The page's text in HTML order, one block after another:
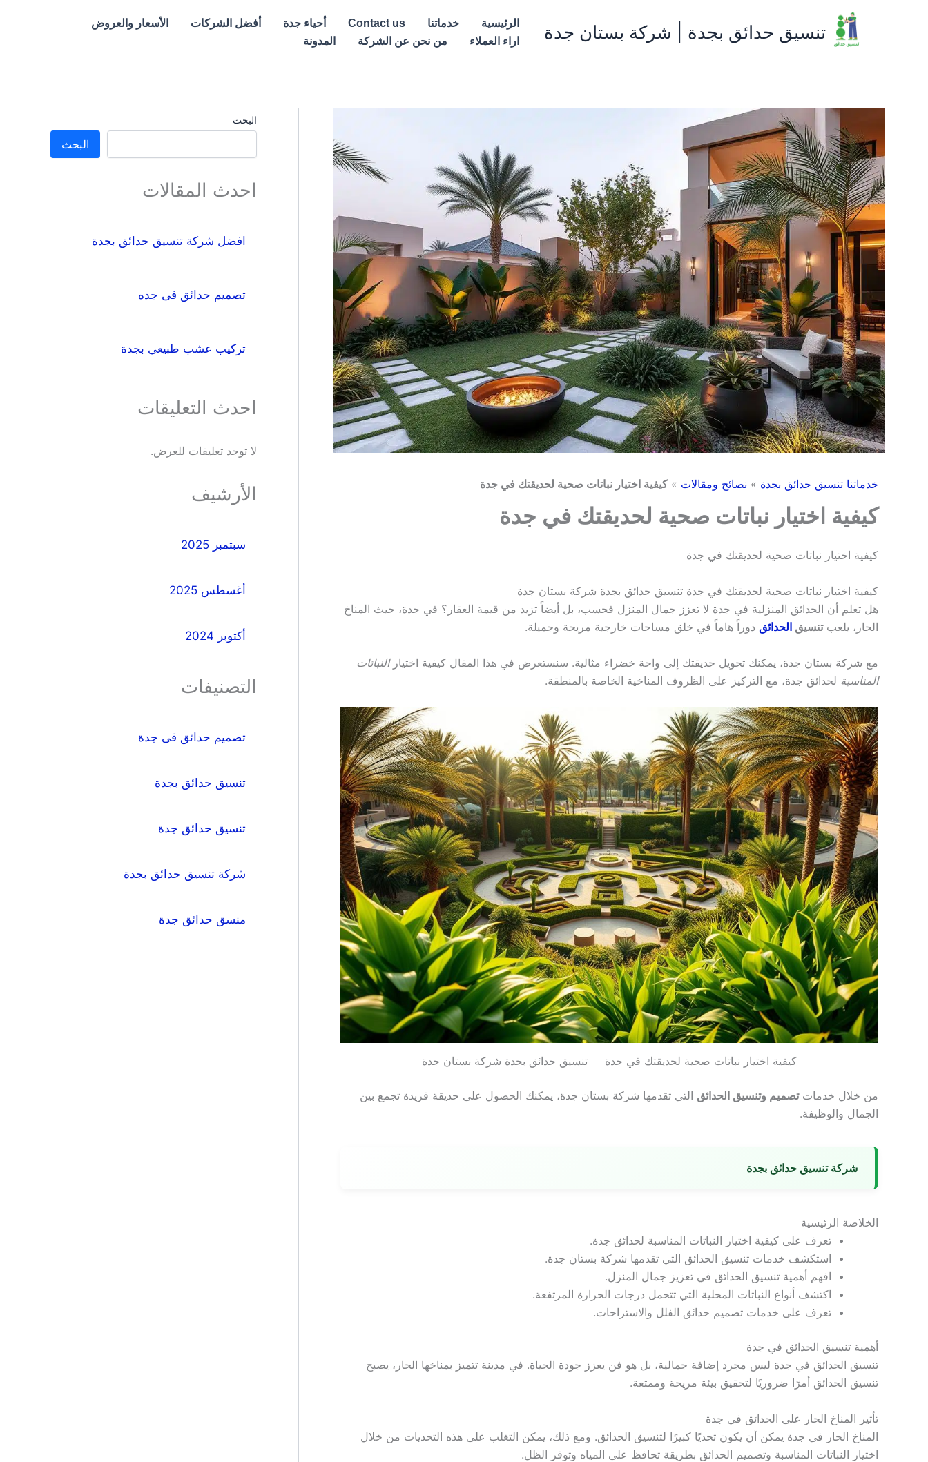
تنسيق حدائق بجدة | شركة بستان جدة الرئيسية خدماتنا Contact us أحياء جدة أفضل الشركات
الأسعار والعروض
اراء العملاء
من نحن عن الشركة المدونة
خدماتنا تنسيق حدائق بجدة » نصائح ومقالات »كيفية اختيار نباتات صحية لحديقتك في جدة
كيفية اختيار نباتات صحية لحديقتك في جدة
كيفية اختيار نباتات صحية لحديقتك في جدة
كيفية اختيار نباتات صحية لحديقتك في جدة تنسيق حدائق بجدة شركة بستان جدة
هل تعلم أن الحدائق المنزلية في جدة لا تعزز جمال المنزل فحسب، بل أيضاً تزيد من قيمة العقار؟ في جدة، حيث المناخ
الحار، يلعبتنسيق الحدائق دوراً هاماً في خلق مساحات خارجية مريحة وجميلة.
مع شركة بستان جدة، يمكنك تحويل حديقتك إلى واحة خضراء مثالية. سنستعرض في هذا المقال كيفية اختيارالنباتات
المناسبة لحدائق جدة، مع التركيز على الظروف المناخية الخاصة بالمنطقة.
كيفية اختيار نباتات صحية لحديقتك في جدة تنسيق حدائق بجدة شركة بستان جدة
من خلال خدماتتصميم وتنسيق الحدائق التي تقدمها شركة بستان جدة، يمكنك الحصول على حديقة فريدة تجمع بين
الجمال والوظيفة.
شركة تنسيق حدائق بجدة
الخلاصة الرئيسية
تعرف على كيفية اختيار النباتات المناسبة لحدائق جدة.
استكشف خدمات تنسيق الحدائق التي تقدمها شركة بستان جدة.
افهم أهمية تنسيق الحدائق في تعزيز جمال المنزل.
اكتشف أنواع النباتات المحلية التي تتحمل درجات الحرارة المرتفعة.
تعرف على خدمات تصميم حدائق الفلل والاستراحات.
أهمية تنسيق الحدائق في جدة
تنسيق الحدائق في جدة ليس مجرد إضافة جمالية، بل هو فن يعزز جودة الحياة. في مدينة تتميز بمناخها الحار، يصبح
تنسيق الحدائق أمرًا ضروريًا لتحقيق بيئة مريحة وممتعة.
تأثير المناخ الحار على الحدائق في جدة
المناخ الحار في جدة يمكن أن يكون تحديًا كبيرًا لتنسيق الحدائق. ومع ذلك، يمكن التغلب على هذه التحديات من خلال
اختيار النباتات المناسبة وتصميم الحدائق بطريقة تحافظ على المياه وتوفر الظل.
البحث
البحث
احدث المقالات
افضل شركة تنسيق حدائق بجدة
تصميم حدائق فى جده
تركيب عشب طبيعي بجدة
احدث التعليقات
لا توجد تعليقات للعرض.
الأرشيف
سبتمبر 2025
أغسطس 2025
أكتوبر 2024
التصنيفات
تصميم حدائق فى جدة
تنسيق حدائق بجدة
تنسيق حدائق جدة
شركة تنسيق حدائق بجدة
منسق حدائق جدة